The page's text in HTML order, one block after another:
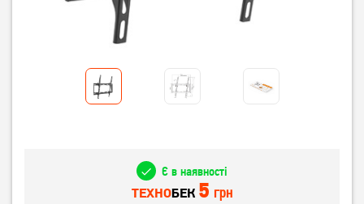
Є в наявності
ТЕХНОБЕК 5 грн